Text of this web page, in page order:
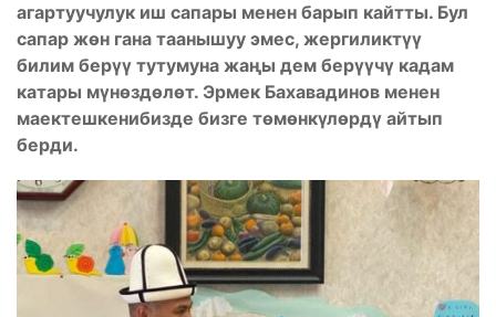
агартуучулук иш сапары менен барып кайтты. Бул
сапар жөн гана таанышуу эмес, жергиликтүү
билим берүү тутумуна жаңы дем берүүчү кадам
катары мүнөздөлөт. Эрмек Бахавадинов менен
маектешкенибизде бизге төмөнкүлөрдү айтып
берди.